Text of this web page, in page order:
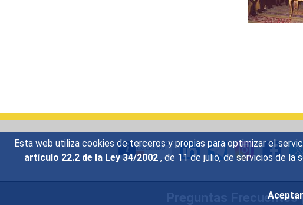
Esta web utiliza cookies de terceros y propias para optimizar el
artículo 22.2 de la Ley 34/2002 , de 11 de julio, de servicios de
Preguntas Frecuentes